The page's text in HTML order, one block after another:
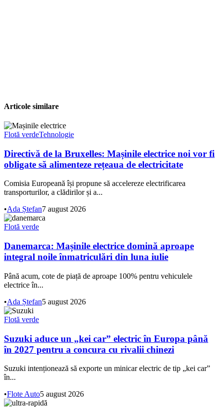
Articole similare
Flotă verdeTehnologie
Directivă de la Bruxelles: Mașinile electrice noi vor fi
obligate să alimenteze rețeaua de electricitate
Comisia Europeană își propune să accelereze electrificarea
transporturilor, a clădirilor și a...
•Ada Ștefan7 august 2026
Flotă verde
Danemarca: Mașinile electrice domină aproape
integral noile înmatriculări din luna iulie
Până acum, cote de piață de aproape 100% pentru vehiculele
electrice în...
•Ada Ștefan5 august 2026
Flotă verde
Suzuki aduce un „kei car” electric în Europa până
în 2027 pentru a concura cu rivalii chinezi
Suzuki intenționează să exporte un minicar electric de tip „kei car”
în...
•Flote Auto5 august 2026